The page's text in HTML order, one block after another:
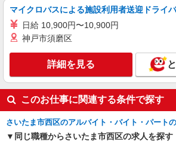
マイクロバスによる施設利用者送迎ドライ
日給 10,900円〜10,900円
神戸市須磨区
詳細を見る
このお仕事に関連する条件で探す
さいたま市西区のアルバイト・バイト・パート
同じ職種からさいたま市西区の求人を探す